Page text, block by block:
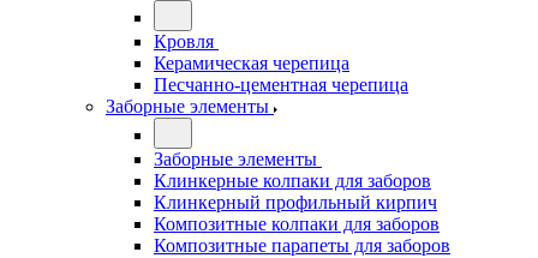
Кровля
Керамическая черепица
Песчанно-цементная черепица
Заборные элементы
Заборные элементы
Клинкерные колпаки для заборов
Клинкерный профильный кирпич
Композитные колпаки для заборов
Композитные парапеты для заборов